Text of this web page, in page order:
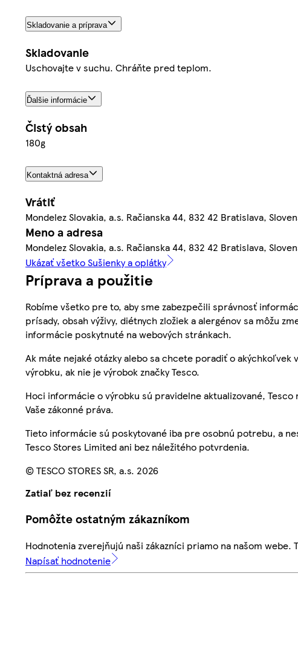
Skladovanie a príprava
Skladovanie
Uschovajte v suchu. Chráňte pred teplom.
Ďalšie informácie
Čistý obsah
180g
Kontaktná adresa
Vrátiť
Mondelez Slovakia, a.s. Račianska 44, 832 42 Bratislava,
Meno a adresa
Mondelez Slovakia, a.s. Račianska 44, 832 42 Bratislava,
Ukázať všetko Sušienky a oplátky
Príprava a použitie
Robíme všetko pre to, aby sme zabezpečili správnosť
prísady, obsah výživy, diétnych zložiek a alergénov sa môžu
informácie poskytnuté na webových stránkach.
Ak máte nejaké otázky alebo sa chcete poradiť o akýchkoľvek
výrobku, ak nie je výrobok značky Tesco.
Hoci informácie o výrobku sú pravidelne aktualizované,
Vaše zákonné práva.
Tieto informácie sú poskytované iba pre osobnú potrebu, a
Tesco Stores Limited ani bez náležitého potvrdenia.
© TESCO STORES SR, a.s. 2026
Zatiaľ bez recenzií
Pomôžte ostatným zákazníkom
Hodnotenia zverejňujú naši zákazníci priamo na našom
Napísať hodnotenie